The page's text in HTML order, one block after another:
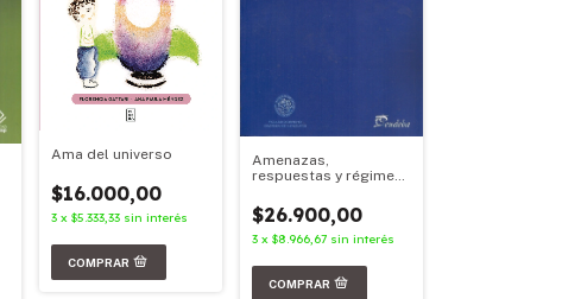
Ama del universo
$16.000,00
3 x $5.333,33 sin interés
Amenazas,
respuestas y régimen
$26.900,00
3 x $8.966,67 sin interés